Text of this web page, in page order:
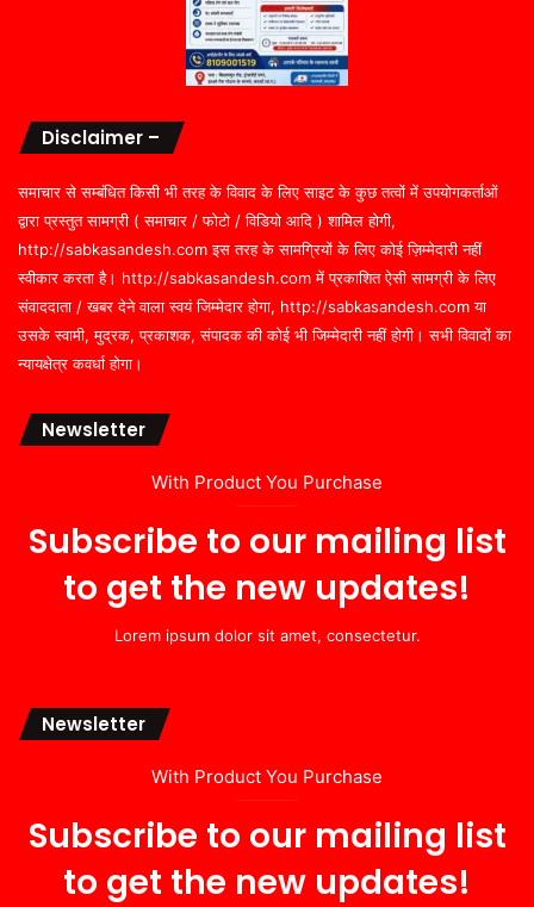
Disclaimer –
समाचार से सम्बंधित किसी भी तरह के विवाद के लिए साइट के कुछ तत्वों में उपयोगकर्ताओं
द्वारा प्रस्तुत सामग्री ( समाचार / फोटो / विडियो आदि ) शामिल होगी,
http://sabkasandesh.com इस तरह के सामग्रियों के लिए कोई ज़िम्मेदारी नहीं
स्वीकार करता है। http://sabkasandesh.com में प्रकाशित ऐसी सामग्री के लिए
संवाददाता / खबर देने वाला स्वयं जिम्मेदार होगा, http://sabkasandesh.com या
उसके स्वामी, मुद्रक, प्रकाशक, संपादक की कोई भी जिम्मेदारी नहीं होगी। सभी विवादों का
न्यायक्षेत्र कवर्धा होगा।
Newsletter
With Product You Purchase
Subscribe to our mailing list
to get the new updates!
Lorem ipsum dolor sit amet, consectetur.
Newsletter
With Product You Purchase
Subscribe to our mailing list
to get the new updates!